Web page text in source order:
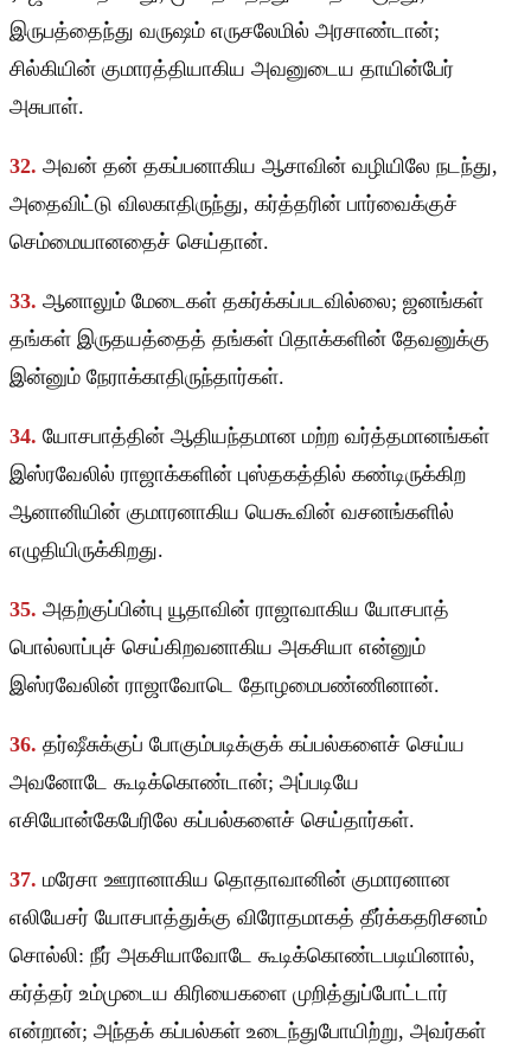
இருபத்தைந்து வருஷம் எருசலேமில் அரசாண்டான்;
சில்கியின் குமாரத்தியாகிய அவனுடைய தாயின்பேர்
அசுபாள்.
32. அவன் தன் தகப்பனாகிய ஆசாவின் வழியிலே நடந்து,
அதைவிட்டு விலகாதிருந்து, கர்த்தரின் பார்வைக்குச்
செம்மையானதைச் செய்தான்.
33. ஆனாலும் மேடைகள் தகர்க்கப்படவில்லை; ஜனங்கள்
தங்கள் இருதயத்தைத் தங்கள் பிதாக்களின் தேவனுக்கு
இன்னும் நேராக்காதிருந்தார்கள்.
34. யோசபாத்தின் ஆதியந்தமான மற்ற வர்த்தமானங்கள்
இஸ்ரவேலில் ராஜாக்களின் புஸ்தகத்தில் கண்டிருக்கிற
ஆனானியின் குமாரனாகிய யெகூவின் வசனங்களில்
எழுதியிருக்கிறது.
35. அதற்குப்பின்பு யூதாவின் ராஜாவாகிய யோசபாத்
பொல்லாப்புச் செய்கிறவனாகிய அகசியா என்னும்
இஸ்ரவேலின் ராஜாவோடெ தோழமைபண்ணினான்.
36. தர்ஷீசுக்குப் போகும்படிக்குக் கப்பல்களைச் செய்ய
அவனோடே கூடிக்கொண்டான்; அப்படியே
எசியோன்கேபேரிலே கப்பல்களைச் செய்தார்கள்.
37. மரேசா ஊரானாகிய தொதாவானின் குமாரனான
எலியேசர் யோசபாத்துக்கு விரோதமாகத் தீர்க்கதரிசனம்
சொல்லி: நீர் அகசியாவோடே கூடிக்கொண்டபடியினால்,
கர்த்தர் உம்முடைய கிரியைகளை முறித்துப்போட்டார்
என்றான்; அந்தக் கப்பல்கள் உடைந்துபோயிற்று, அவர்கள்